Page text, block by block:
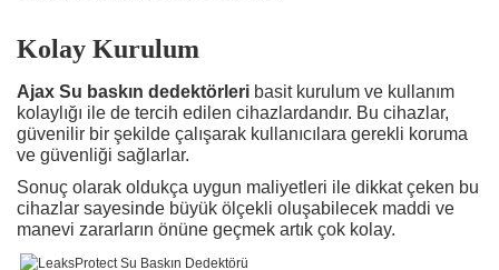
Kolay Kurulum
Ajax Su baskın dedektörleri basit kurulum ve kullanım
kolaylığı ile de tercih edilen cihazlardandır. Bu cihazlar,
güvenilir bir şekilde çalışarak kullanıcılara gerekli koruma
ve güvenliği sağlarlar.
Sonuç olarak oldukça uygun maliyetleri ile dikkat çeken bu
cihazlar sayesinde büyük ölçekli oluşabilecek maddi ve
manevi zararların önüne geçmek artık çok kolay.